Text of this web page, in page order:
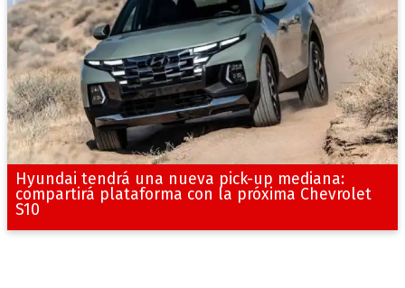
Hyundai tendrá una nueva pick-up mediana:
compartirá plataforma con la próxima Chevrolet
S10